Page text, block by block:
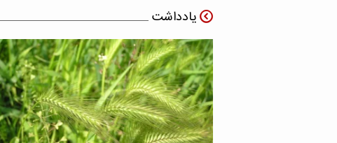
یادداشت